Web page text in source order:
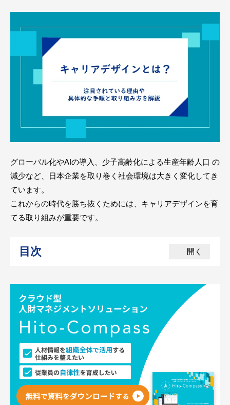
グローバル化やAIの導入、少子高齢化による生産年齢人口 の
減少など、日本企業を取り巻く社会環境は大きく変化してき
ています。
これからの時代を勝ち抜くためには、キャリアデザインを育
てる取り組みが重要です。
目次 開く